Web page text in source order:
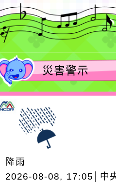
災害警示
降雨
2026-08-08, 17:05│中
作者：網路小
生活是一面鏡子